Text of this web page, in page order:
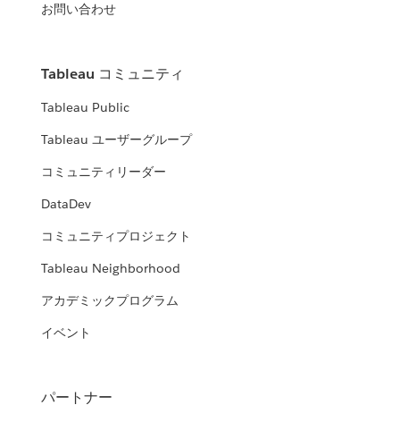
お問い合わせ
Tableau コミュニティ
Tableau Public
Tableau ユーザーグループ
コミュニティリーダー
DataDev
コミュニティプロジェクト
Tableau Neighborhood
アカデミックプログラム
イベント
パートナー